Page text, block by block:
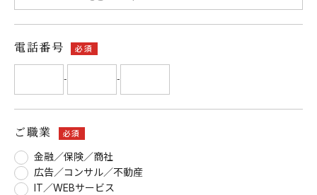
電話番号 必須
- -
ご職業 必須
金融／保険／商社
広告／コンサル／不動産
IT／WEBサービス